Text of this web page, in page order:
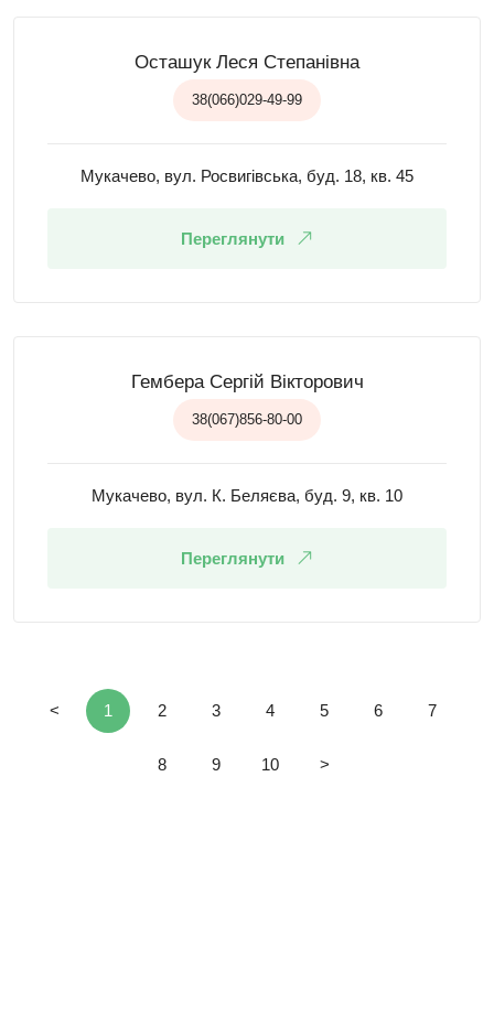
Осташук Леся Степанівна
38(066)029-49-99
Мукачево, вул. Росвигівська, буд. 18, кв. 45
Переглянути
Гембера Сергій Вікторович
38(067)856-80-00
Мукачево, вул. К. Беляєва, буд. 9, кв. 10
Переглянути
< 1 2 3 4 5 6 7
8 9 10 >